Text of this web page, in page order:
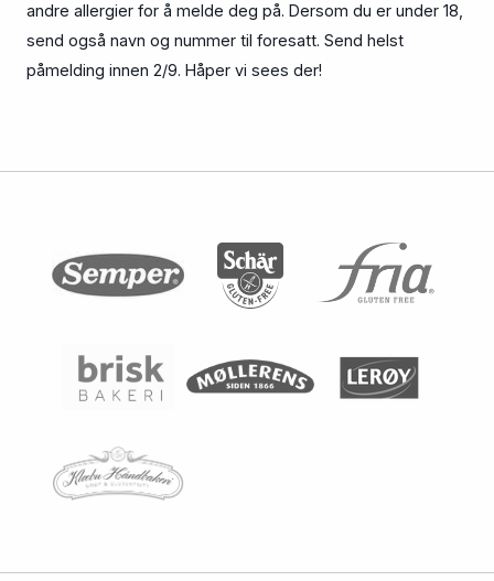
andre allergier for å melde deg på. Dersom du er under 18,
send også navn og nummer til foresatt. Send helst
påmelding innen 2/9. Håper vi sees der!